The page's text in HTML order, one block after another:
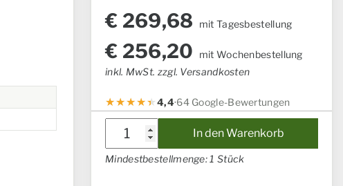
€ 269,68 mit Tagesbestellung
€ 256,20
mit Wochenbestellung
inkl. MwSt. zzgl. Versandkosten
4,4·64 Google-Bewertungen
Sensor
Case
IH
In den Warenkorb
Mindestbestellmenge: 1 Stück